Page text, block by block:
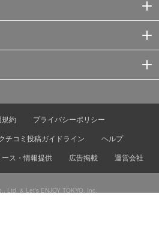
約
プライバシーポリシー
チコミ投稿ガイドライン
ヘルプ
ス・情報提供 広告掲載 運営会社
Ltd. & Let’s ENJOY TOKYO, Inc.